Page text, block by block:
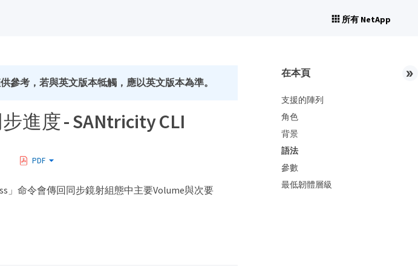
所有 NetApp
參考，若與英文版本牴觸，應以英文版本為準。
進度 - SANtricity CLI
PDF
」命令會傳回同步鏡射組態中主要Volume與次要
在本頁
支援的陣列
角色
背景
語法
參數
最低韌體層級